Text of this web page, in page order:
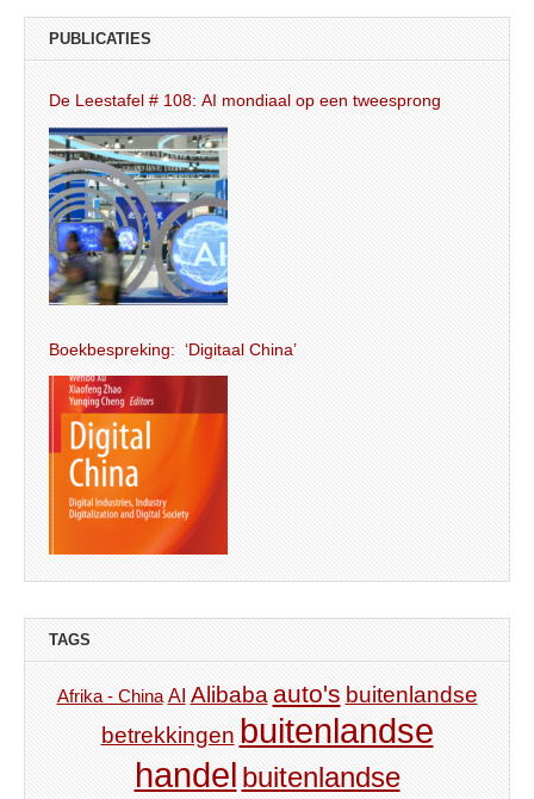
PUBLICATIES
De Leestafel # 108: AI mondiaal op een tweesprong
Boekbespreking: ‘Digitaal China’
TAGS
Afrika - China AI Alibaba auto's buitenlandse
betrekkingen buitenlandse
handel buitenlandse